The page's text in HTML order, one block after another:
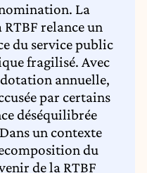
nomination. La
RTBF relance un
du service public
fragilisé. Avec
annuelle,
par certains
déséquilibrée
un contexte
du
de la RTBF